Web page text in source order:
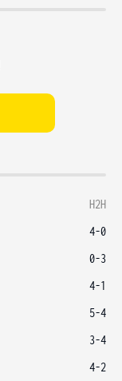
H2H
4-0
0-3
4-1
5-4
3-4
4-2